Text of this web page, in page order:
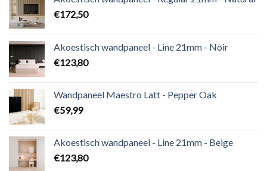
€172,50
Akoestisch wandpaneel - Line 21mm - Noir
€123,80
Wandpaneel Maestro Latt - Pepper Oak
€59,99
Akoestisch wandpaneel - Line 21mm - Beige
€123,80